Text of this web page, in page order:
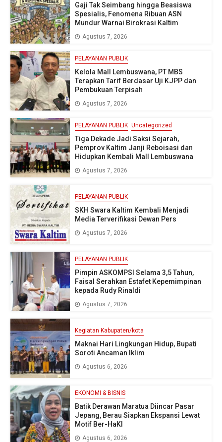
Gaji Tak Seimbang hingga Beasiswa
Spesialis, Fenomena Ribuan ASN
Mundur Warnai Birokrasi Kaltim
Agustus 7, 2026
PELAYANAN PUBLIK
Kelola Mall Lembuswana, PT MBS
Terapkan Tarif Berdasar Uji KJPP dan
Pembukuan Terpisah
Agustus 7, 2026
PELAYANAN PUBLIK Uncategorized
Tiga Dekade Jadi Saksi Sejarah,
Pemprov Kaltim Janji Reboisasi dan
Hidupkan Kembali Mall Lembuswana
Agustus 7, 2026
PELAYANAN PUBLIK
SKH Swara Kaltim Kembali Menjadi
Media Terverifikasi Dewan Pers
Agustus 7, 2026
PELAYANAN PUBLIK
Pimpin ASKOMPSI Selama 3,5 Tahun,
Faisal Serahkan Estafet Kepemimpinan
kepada Rudy Rinaldi
Agustus 7, 2026
Kegiatan Kabupaten/kota
Maknai Hari Lingkungan Hidup, Bupati
Soroti Ancaman Iklim
Agustus 6, 2026
EKONOMI & BISNIS
Batik Derawan Maratua Diincar Pasar
Jepang, Berau Siapkan Ekspansi Lewat
Motif Ber-HaKI
Agustus 6, 2026